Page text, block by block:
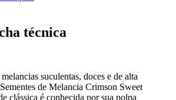
técnica
suculentas, doces e de alta
de Melancia Crimson Sweet
clássica é conhecida por sua polpa